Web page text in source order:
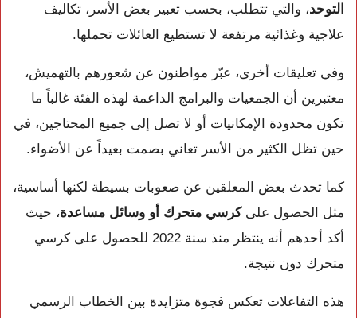
التوحد، والتي تتطلب، بحسب تعبير بعض الأسر، تكاليف
علاجية وغذائية مرتفعة لا تستطيع العائلات تحملها.
وفي تعليقات أخرى، عبّر مواطنون عن شعورهم بالتهميش،
معتبرين أن الجمعيات والبرامج الداعمة لهذه الفئة غالباً ما
تكون محدودة الإمكانيات أو لا تصل إلى جميع المحتاجين، في
حين تظل الكثير من الأسر تعاني بصمت بعيداً عن الأضواء.
كما تحدث بعض المعلقين عن صعوبات بسيطة لكنها أساسية،
مثل الحصول علىكرسي متحرك أو وسائل مساعدة، حيث
أكد أحدهم أنه ينتظر منذ سنة 2022 للحصول على كرسي
متحرك دون نتيجة.
هذه التفاعلات تعكس فجوة متزايدة بين الخطاب الرسمي